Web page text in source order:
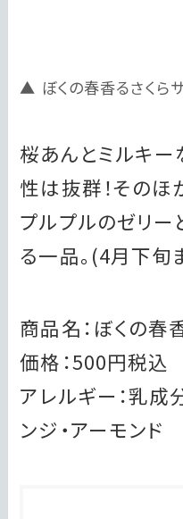
ぼくの春香るさくら
桜あんとミルキー
性は抜群！そのほ
プルプルのゼリー
る一品。(4月下旬
商品名：ぼくの春
価格：500円税込
アレルギー：乳成
ンジ・アーモンド